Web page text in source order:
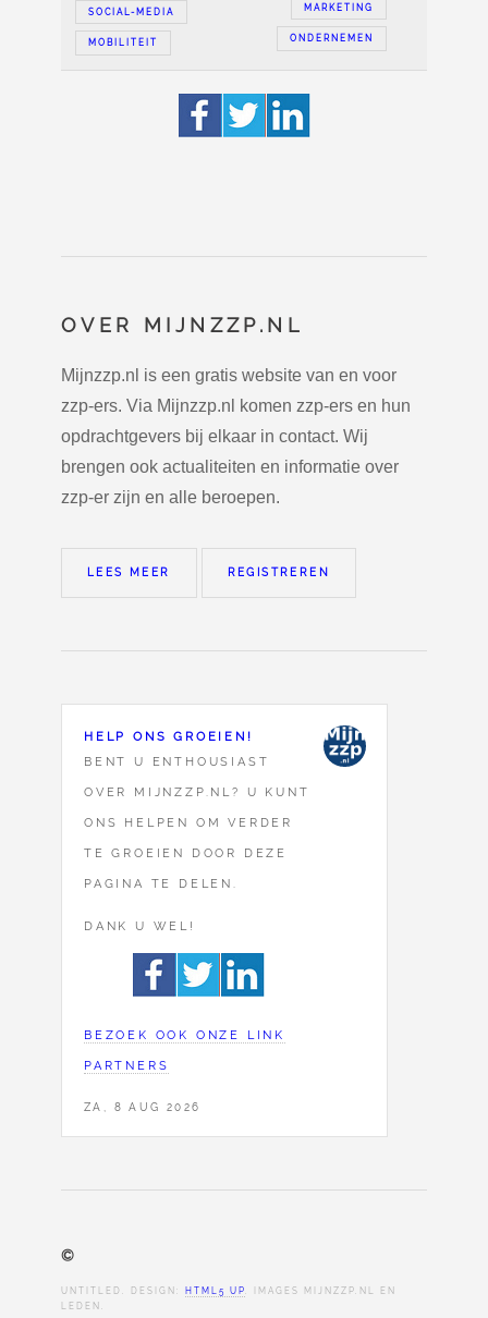
MARKETING
SOCIAL-MEDIA
ONDERNEMEN
MOBILITEIT
OVER MIJNZZP.NL
Mijnzzp.nl is een gratis website van en voor
zzp-ers. Via Mijnzzp.nl komen zzp-ers en hun
opdrachtgevers bij elkaar in contact. Wij
brengen ook actualiteiten en informatie over
zzp-er zijn en alle beroepen.
LEES MEER REGISTREREN
HELP ONS GROEIEN!
BENT U ENTHOUSIAST
OVER MIJNZZP.NL? U KUNT
ONS HELPEN OM VERDER
TE GROEIEN DOOR DEZE
PAGINA TE DELEN.
DANK U WEL!
BEZOEK OOK ONZE LINK
PARTNERS
ZA, 8 AUG 2026
©
UNTITLED. DESIGN: HTML5 UP. IMAGES MIJNZZP.NL EN
LEDEN.